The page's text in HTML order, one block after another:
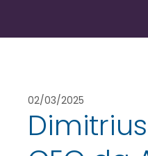
02/03/2025